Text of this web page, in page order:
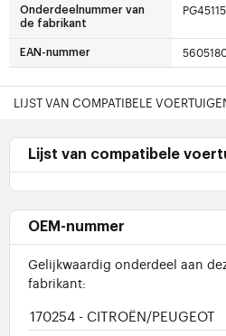
Onderdeelnummer van
de fabrikant
PG45115
EAN-nummer
LIJST VAN COMPATIBELE
Lijst van compatibele
OEM-nummer
Gelijkwaardig onderdeel aan
fabrikant:
170254 - CITROËN/PEUGEOT